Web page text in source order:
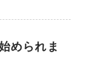
められま